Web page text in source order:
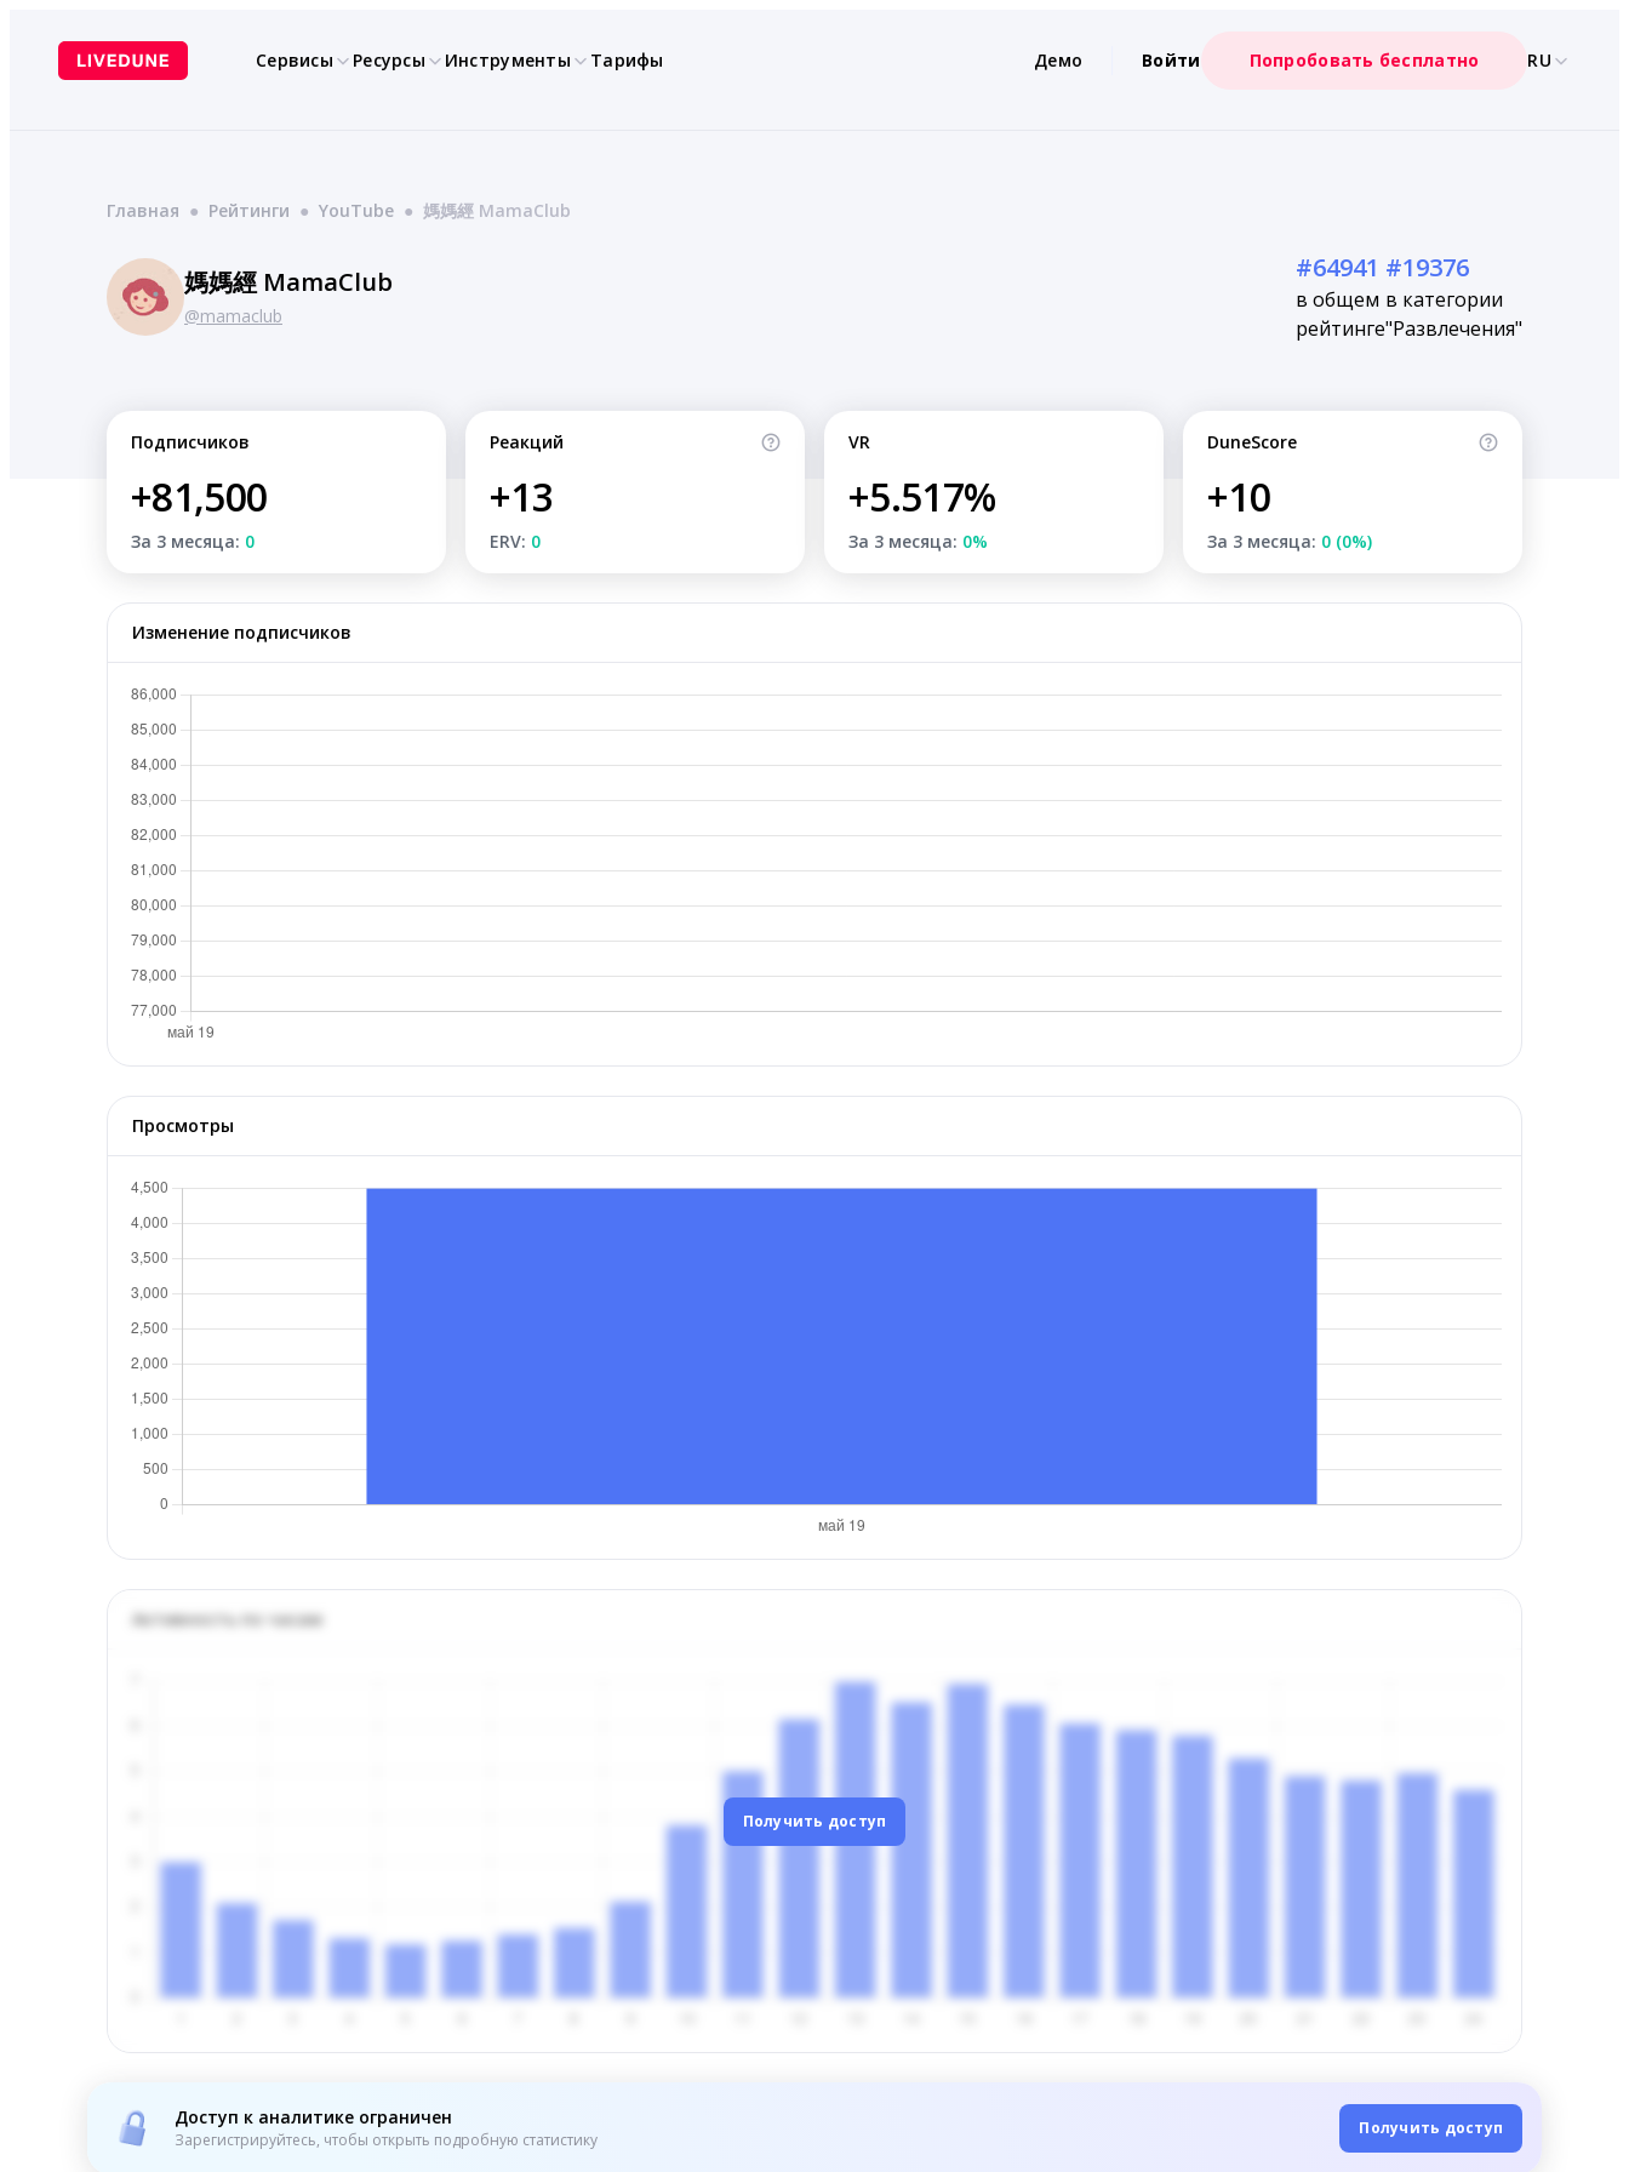
содержимому
Сервисы Ресурсы Инструменты Тарифы Демо Войти Попробовать бесплатно RU
Главная ● Рейтинги ● YouTube ● 媽媽經 MamaClub
媽媽經 MamaClub
@mamaclub
#64941
в общем
рейтинге
#19376
в категории
"Развлечения"
Подписчиков
+81,500
За 3 месяца: 0
Реакций
+13
ERV: 0
VR
+5.517%
За 3 месяца: 0%
DuneScore
+10
За 3 месяца: 0 (0%)
Изменение подписчиков
Просмотры
Активность по часам
Получить доступ
Доступ к аналитике ограничен
Зарегистрируйтесь, чтобы открыть подробную статистику
Получить доступ